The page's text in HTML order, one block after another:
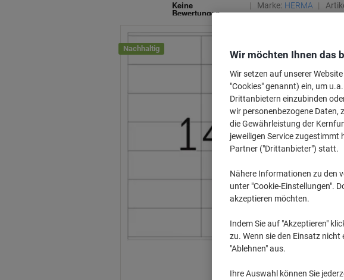
Marke: HERMA
Nachhaltig
Wir möchten Ihnen das
Wir setzen auf unserer
"Cookies" genannt) ein, um
Drittanbietern einzubinden
wir personenbezogene Daten,
die Gewährleistung der
jeweiligen Service zugestimmt
Partner ("Drittanbieter") statt.
Nähere Informationen zu den
unter "Cookie-Einstellungen".
akzeptieren möchten.
Indem Sie auf "Akzeptieren"
zu. Wenn sie den Einsatz
"Ablehnen" aus.
Ihre Auswahl können Sie